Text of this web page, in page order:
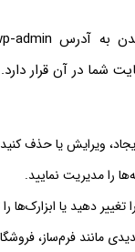
شما در آن قرار دارد.
ویرایش یا حذف
را مدیریت نمایید.
دهید یا ابزارک‌ها را
مانند فرم‌ساز،